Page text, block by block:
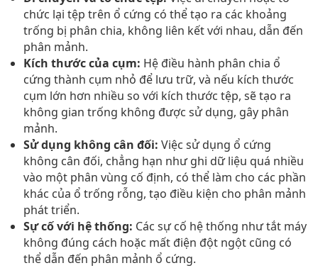
chức lại tệp trên ổ cứng có thể tạo ra các khoảng
trống bị phân chia, không liên kết với nhau, dẫn đến
phân mảnh.
Kích thước của cụm: Hệ điều hành phân chia ổ
cứng thành cụm nhỏ để lưu trữ, và nếu kích thước
cụm lớn hơn nhiều so với kích thước tệp, sẽ tạo ra
không gian trống không được sử dụng, gây phân
mảnh.
Sử dụng không cân đối: Việc sử dụng ổ cứng
không cân đối, chẳng hạn như ghi dữ liệu quá nhiều
vào một phân vùng cố định, có thể làm cho các phần
khác của ổ trống rỗng, tạo điều kiện cho phân mảnh
phát triển.
Sự cố với hệ thống: Các sự cố hệ thống như tắt máy
không đúng cách hoặc mất điện đột ngột cũng có
thể dẫn đến phân mảnh ổ cứng.